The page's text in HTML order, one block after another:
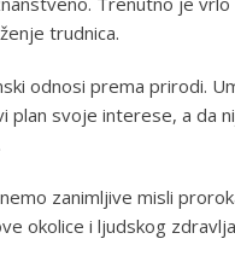
trudnica.
odnosi prema prirodi.
plan svoje interese, a da
zanimljive misli
okolice i ljudskog